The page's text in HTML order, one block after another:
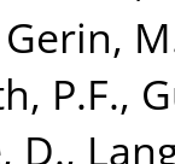
Gerin,
P.F.,
D.,